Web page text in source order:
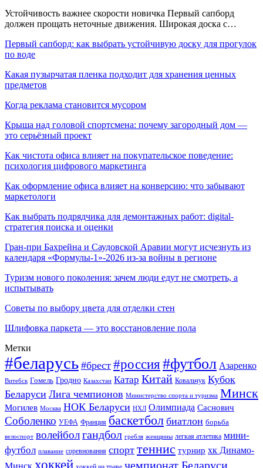
Устойчивость важнее скорости новичка Первый сапборд
должен прощать неточные движения. Широкая доска с…
Первый сапборд: как выбрать устойчивую доску для прогулок
по воде
Какая пузырчатая пленка подходит для хранения ценных
предметов
Когда реклама становится мусором
Крыша над головой спортсмена: почему загородный дом —
это серьёзный проект
Как чистота офиса влияет на покупательское поведение:
психология цифрового маркетинга
Как оформление офиса влияет на конверсию: что забывают
маркетологи
Как выбрать подрядчика для демонтажных работ: digital-
стратегия поиска и оценки
Гран-при Бахрейна и Саудовской Аравии могут исчезнуть из
календаря «Формулы-1»-2026 из-за войны в регионе
Туризм нового поколения: зачем люди едут не смотреть, а
испытывать
Советы по выбору цвета для отделки стен
Шлифовка паркета — это восстановление пола
Метки
#беларусь #брест #россия#футбол Азаренко
Витебск Гомель Гродно Казахстан Катар Китай Ковальчук Кубок
Беларуси Лига чемпионов Министерство спорта и туризма Минск
Могилев Москва НОК Беларуси НХЛ Олимпиада Саснович
Соболенко УЕФА Франция баскетбол биатлон борьба
велоспорт волейболгандбол гребля женщины легкая атлетика мини-
футбол плавание соревнования спорт теннис турнир хк Динамо-
Минск хоккей чемпионат Беларуси